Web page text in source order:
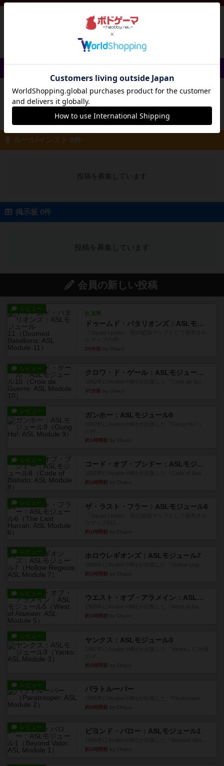
投稿を募集しています
投稿を募集しています
ルール/インスト 0件
投稿を募集しています
掲示板 0件
投稿を募集しています
会員の新しい投稿
レビュー
充実
ドゥームド・バタリオンズ：ASLモジュール11
25分前
レビュー
クロワ・ド・ゲール：ASLモジュール10
37分前
レビュー ガンホー：ASLモジュール9
約1時間前
レビュー
コード・オブ・ブシドー：ASLモジュール8
約1時間前
レビュー ザ・ラスト・フラー：ASLモジュール6
約1時間前
レビュー ホロウレギオンズ：ASLモジュール7
約1時間前
レビュー
ウエスト・オブ・アラメイン：ASLモジュール5
約1時間前
レビュー ヤンクス：ASLモジュール3
約2時間前
レビュー パラトルーパー
約2時間前
レビュー ビヨンド・バロー：ASLモジュール1
約2時間前